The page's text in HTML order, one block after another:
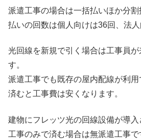
派遣工事の場合は一括払いほか分
払いの回数は個人向けは36回、法人
光回線を新規で引く場合は工事員
す。
派遣工事でも既存の屋内配線が利
済むと工事費は安くなります。
建物にフレッツ光の回線設備が導
工事のみで済む場合は無派遣工事で